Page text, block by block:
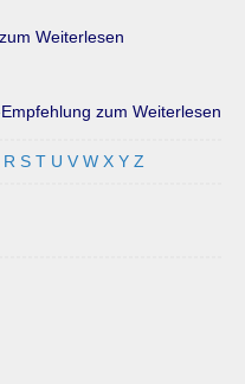
R S T U V W X Y Z